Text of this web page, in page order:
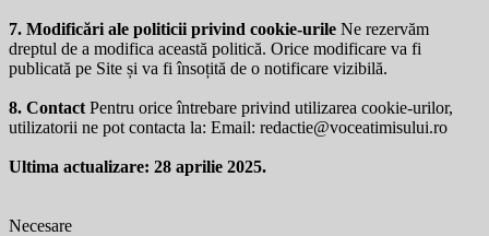
7. Modificări ale politicii privind cookie-urile Ne rezervăm
dreptul de a modifica această politică. Orice modificare va fi
publicată pe Site și va fi însoțită de o notificare vizibilă.
8. Contact Pentru orice întrebare privind utilizarea cookie-urilor,
utilizatorii ne pot contacta la: Email: redactie@voceatimisului.ro
Ultima actualizare: 28 aprilie 2025.
Necesare